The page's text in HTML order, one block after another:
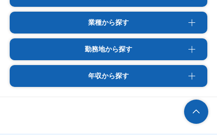
業種から探す
勤務地から探す
年収から探す